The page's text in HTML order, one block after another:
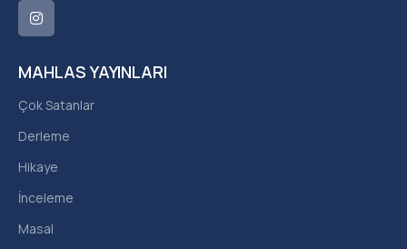
MAHLAS YAYINLARI
Çok Satanlar
Derleme
Hikaye
İnceleme
Masal